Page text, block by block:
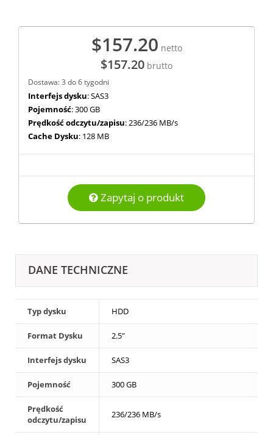
$157.20 netto
$157.20 brutto
Dostawa: 3 do 6 tygodni
Interfejs dysku: SAS3
Pojemność: 300 GB
Prędkość odczytu/zapisu: 236/236 MB/s
Cache Dysku: 128 MB
Zapytaj o produkt
DANE TECHNICZNE
Typ dysku HDD
Format Dysku 2.5"
Interfejs dysku SAS3
Pojemność 300 GB
Prędkość
odczytu/zapisu
236/236 MB/s